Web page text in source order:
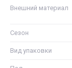
Внешний материал
Сезон
Вид упаковки